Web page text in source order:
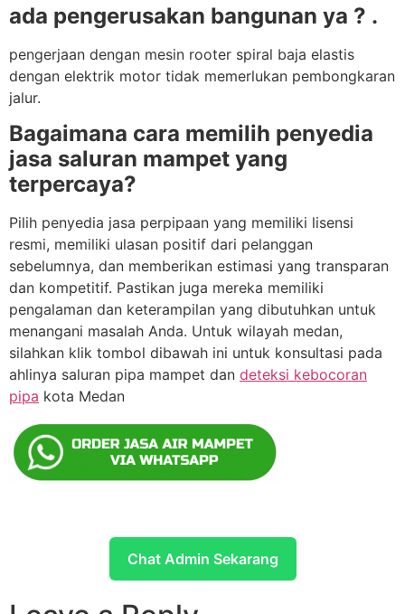
ada pengerusakan bangunan ya ? .
pengerjaan dengan mesin rooter spiral baja elastis
dengan elektrik motor tidak memerlukan pembongkaran
jalur.
Bagaimana cara memilih penyedia
jasa saluran mampet yang
terpercaya?
Pilih penyedia jasa perpipaan yang memiliki lisensi
resmi, memiliki ulasan positif dari pelanggan
sebelumnya, dan memberikan estimasi yang transparan
dan kompetitif. Pastikan juga mereka memiliki
pengalaman dan keterampilan yang dibutuhkan untuk
menangani masalah Anda. Untuk wilayah medan,
silahkan klik tombol dibawah ini untuk konsultasi pada
ahlinya saluran pipa mampet dan deteksi kebocoran
pipa kota Medan
Chat Admin Sekarang